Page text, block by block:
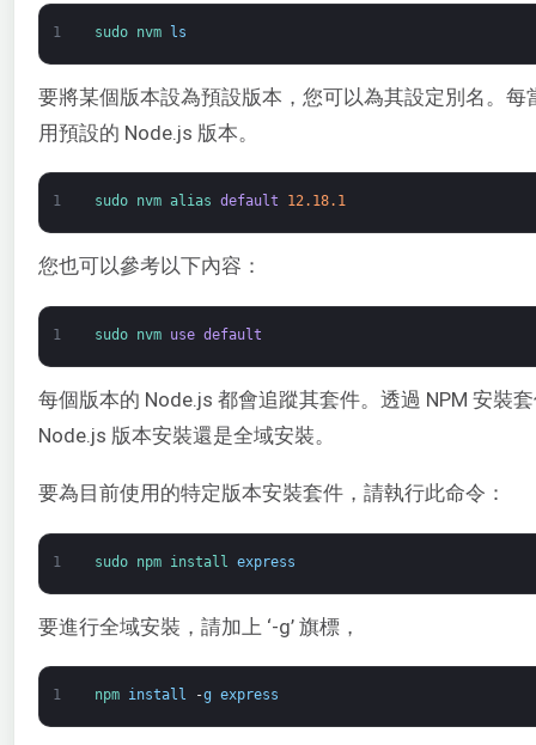
1 sudo nvm ls
要將某個版本設為預設版本，您可以為其設定別名。
用預設的 Node.js 版本。
1 sudo nvm alias default 12.18.1
您也可以參考以下內容：
1 sudo nvm use default
每個版本的 Node.js 都會追蹤其套件。透過 NPM 安裝
Node.js 版本安裝還是全域安裝。
要為目前使用的特定版本安裝套件，請執行此命令：
1 sudo npm install express
要進行全域安裝，請加上 ‘-g’ 旗標，
1 npm install -g express